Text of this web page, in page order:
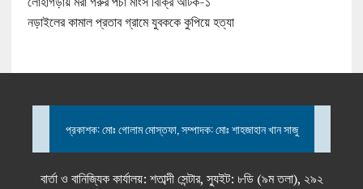
নড়াইলের কামাল প্রতাব গ্রামে যুবককে কুপিয়ে হত্যা
প্রকাশক: মোঃ গোলাম মোস্তফা, সম্পাদক: মোঃ শাহজাহান খান সাজু
বার্তা ও বানিজ্যিক কার্যালয়: শতাব্দী সেন্টার, স্যুইট: ৮ডি (৯ম তলা), ২৯২